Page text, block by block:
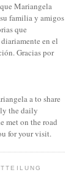
Mariangela
familia y amigos
que
en el
Gracias por
a to share
the daily
met on the road
for your visit.